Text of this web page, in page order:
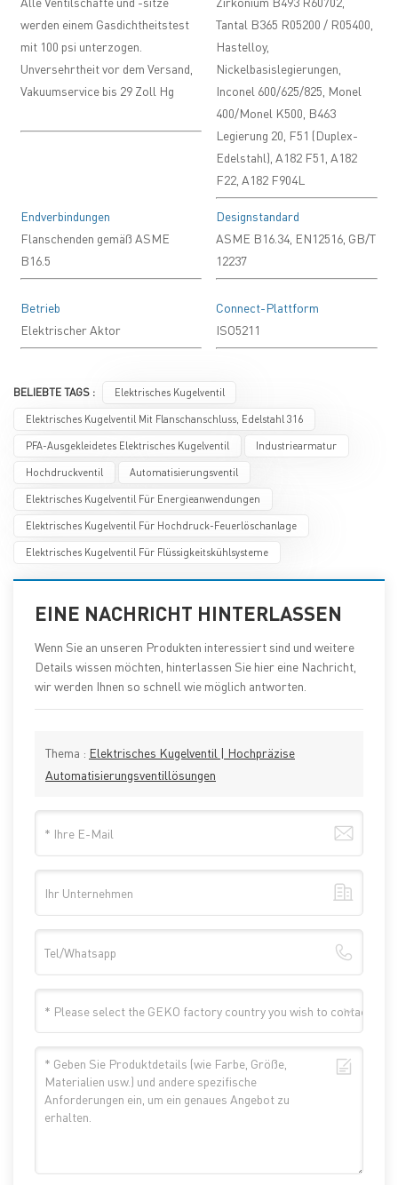
werden einem Gasdichtheitstest
mit 100 psi unterzogen.
Unversehrtheit vor dem Versand,
Vakuumservice bis 29 Zoll Hg
Tantal B365 R05200 / R05400,
Hastelloy,
Nickelbasislegierungen,
Inconel 600/625/825, Monel
400/Monel K500, B463
Legierung 20, F51 (Duplex-
Edelstahl), A182 F51, A182
F22, A182 F904L
Endverbindungen
Flanschenden gemäß ASME
B16.5
Designstandard
ASME B16.34, EN12516, GB/T
12237
Betrieb
Elektrischer Aktor
Connect-Plattform
ISO5211
BELIEBTE TAGS :
Elektrisches Kugelventil
Elektrisches Kugelventil Mit Flanschanschluss, Edelstahl 316
PFA-Ausgekleidetes Elektrisches Kugelventil
Industriearmatur
Hochdruckventil
Automatisierungsventil
Elektrisches Kugelventil Für Energieanwendungen
Elektrisches Kugelventil Für Hochdruck-Feuerlöschanlage
Elektrisches Kugelventil Für Flüssigkeitskühlsysteme
EINE NACHRICHT HINTERLASSEN
Wenn Sie an unseren Produkten interessiert sind und weitere
Details wissen möchten, hinterlassen Sie hier eine Nachricht,
wir werden Ihnen so schnell wie möglich antworten.
Thema : Elektrisches Kugelventil | Hochpräzise
Automatisierungsventillösungen